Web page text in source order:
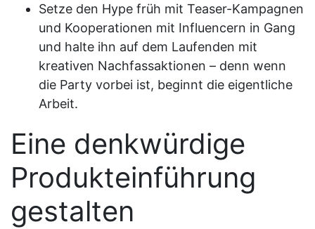
Setze den Hype früh mit Teaser-Kampagnen
und Kooperationen mit Influencern in Gang
und halte ihn auf dem Laufenden mit
kreativen Nachfassaktionen – denn wenn
die Party vorbei ist, beginnt die eigentliche
Arbeit.
Eine denkwürdige
Produkteinführung
gestalten